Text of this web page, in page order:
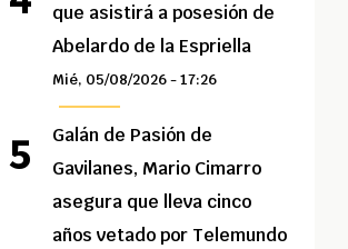
que asistirá a posesión de
Abelardo de la Espriella
Mié, 05/08/2026 - 17:26
Galán de Pasión de
Gavilanes, Mario Cimarro
asegura que lleva cinco
años vetado por Telemundo